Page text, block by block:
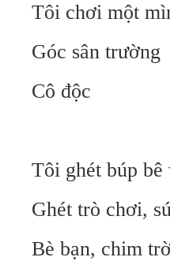
Tôi chơi một
Góc sân trường
Cô độc
Tôi ghét búp bê
Ghét trò chơi,
Bè bạn, chim